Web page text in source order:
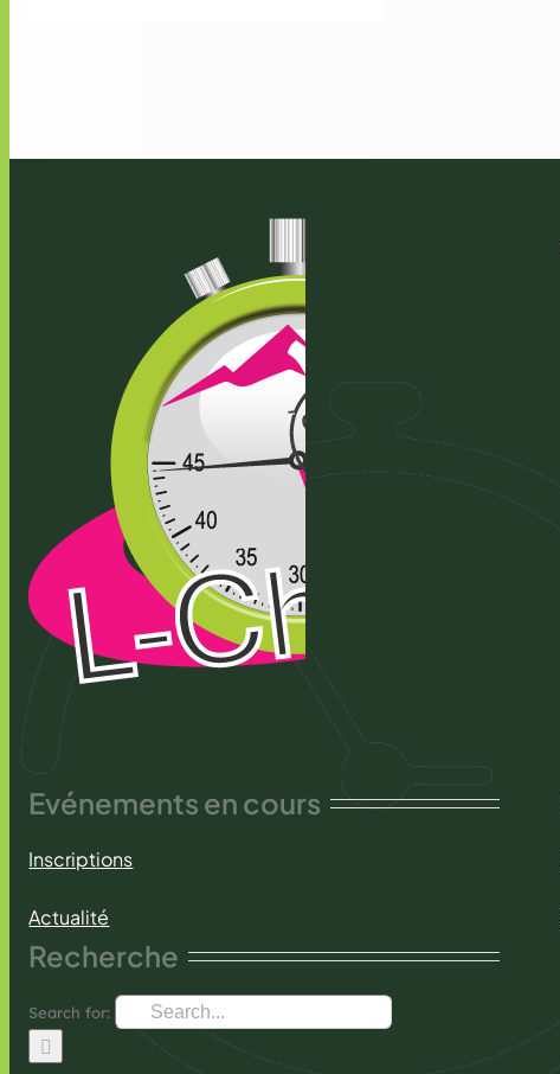
Evénements en cours
Inscriptions
Actualité
Recherche
Search for: